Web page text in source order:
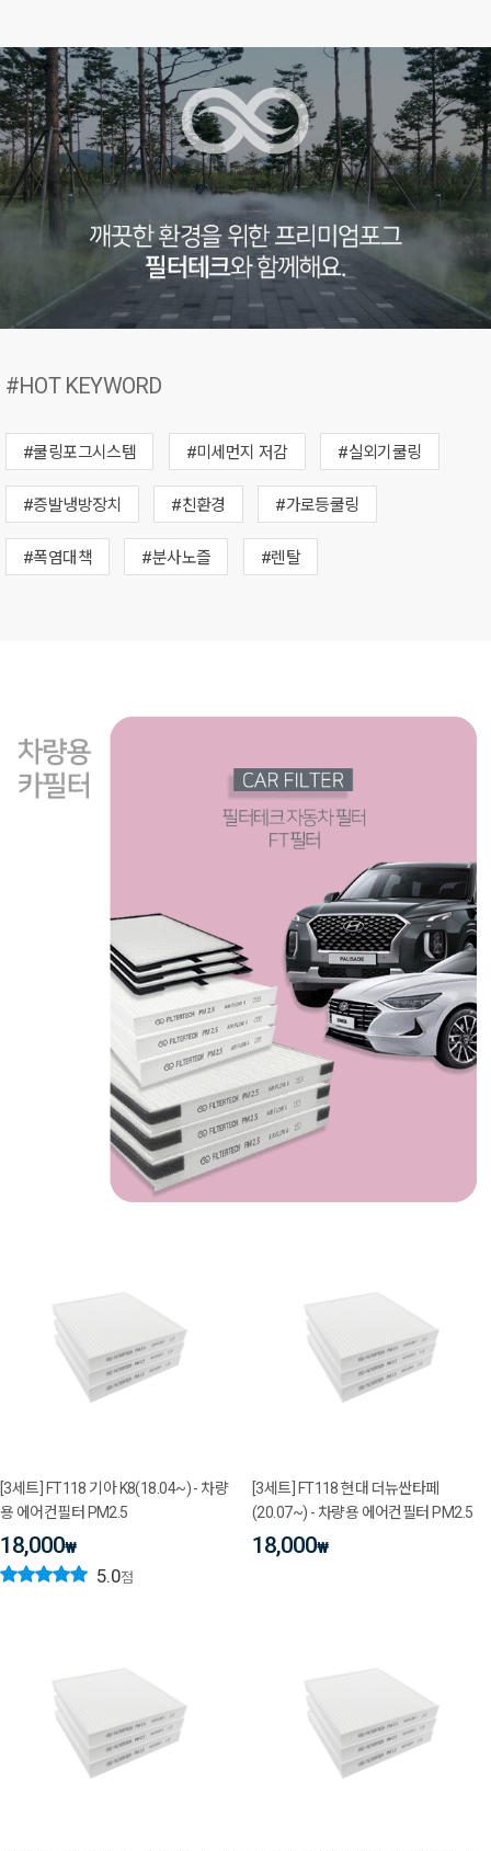
#HOT KEYWORD
#쿨링포그시스템 #미세먼지 저감 #실외기쿨링
#증발냉방장치 #친환경 #가로등쿨링
#폭염대책 #분사노즐 #렌탈
[3세트] FT118 기아 K8(18.04~) - 차량
용 에어컨필터 PM2.5
18,000₩
5.0점
[3세트] FT118 현대 더뉴싼타페
(20.07~) - 차량용 에어컨필터 PM2.5
18,000₩